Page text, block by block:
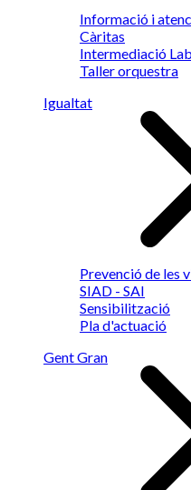
Informació i
Càritas
Intermediació
Taller orquestra
Igualtat
Prevenció de les
SIAD - SAI
Sensibilització
Pla d'actuació
Gent Gran